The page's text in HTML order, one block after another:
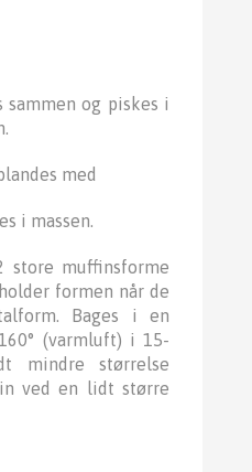
sammen og piskes i
med
i massen.
store muffinsforme
formen når de
Bages i en
(varmluft) i 15-
mindre størrelse
ved en lidt større